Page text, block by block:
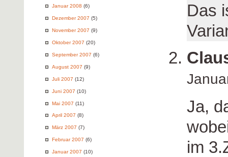
Januar 2008 (6)
Dezember 2007 (5)
November 2007 (9)
Oktober 2007 (20)
September 2007 (6)
August 2007 (9)
Juli 2007 (12)
Juni 2007 (10)
Mai 2007 (11)
April 2007 (8)
März 2007 (7)
Februar 2007 (6)
Januar 2007 (10)
Das
Ja,
im